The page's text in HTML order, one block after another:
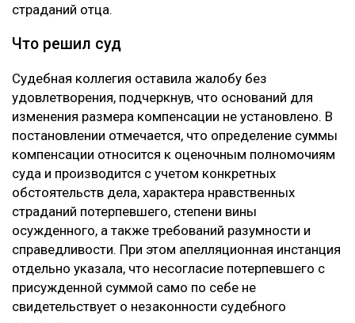
страданий отца.
Что решил суд
Судебная коллегия оставила жалобу без
удовлетворения, подчеркнув, что оснований для
изменения размера компенсации не установлено. В
постановлении отмечается, что определение суммы
компенсации относится к оценочным полномочиям
суда и производится с учетом конкретных
обстоятельств дела, характера нравственных
страданий потерпевшего, степени вины
осужденного, а также требований разумности и
справедливости. При этом апелляционная инстанция
отдельно указала, что несогласие потерпевшего с
присужденной суммой само по себе не
свидетельствует о незаконности судебного